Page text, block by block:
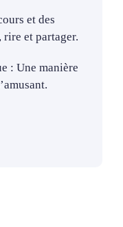
et des
rire et partager.
: Une manière